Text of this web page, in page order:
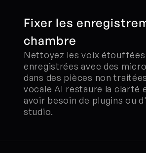
Fixer les
chambre
Nettoyez les voix
enregistrées avec des
dans des pièces non
vocale AI restaure la clarté
avoir besoin de plugins ou
studio.